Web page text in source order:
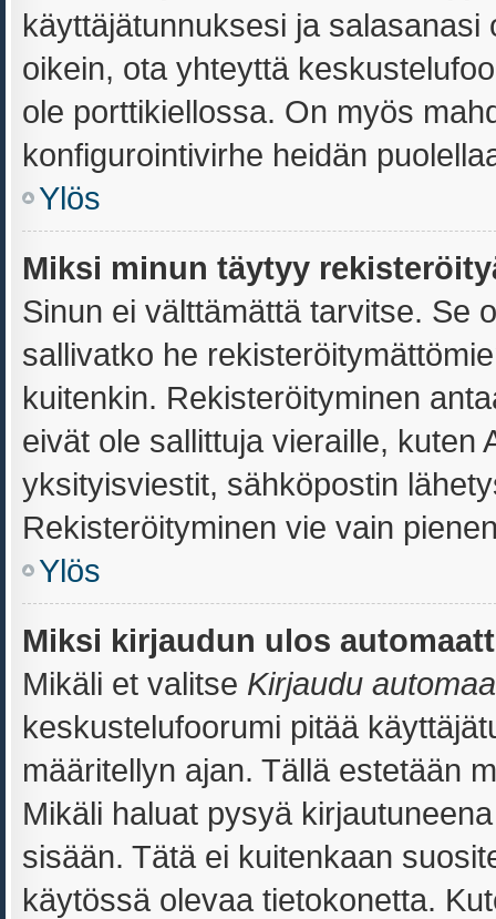
käyttäjätunnuksesi ja
oikein, ota yhteyttä
ole porttikiellossa. On myös
konfigurointivirhe heidän
Ylös
Miksi minun täytyy
Sinun ei välttämättä tarvitse. Se
sallivatko he
kuitenkin. Rekisteröityminen
eivät ole sallittuja vieraille, kuten
yksityisviestit, sähköpostin
Rekisteröityminen vie vain
Ylös
Miksi kirjaudun ulos
Mikäli et valitse Kirjaudu
keskustelufoorumi pitää
määritellyn ajan. Tällä estetään
Mikäli haluat pysyä
sisään. Tätä ei kuitenkaan
käytössä olevaa tietokonetta.